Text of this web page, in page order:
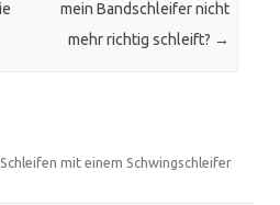
mein Bandschleifer nicht
mehr richtig schleift? →
mit einem Schwingschleifer